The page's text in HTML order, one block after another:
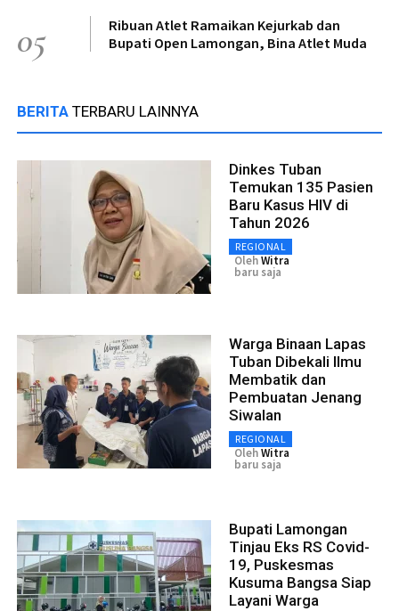
05
Ribuan Atlet Ramaikan Kejurkab dan
Bupati Open Lamongan, Bina Atlet Muda
BERITA TERBARU LAINNYA
Dinkes Tuban
Temukan 135 Pasien
Baru Kasus HIV di
Tahun 2026
REGIONAL
OlehWitra
baru saja
Warga Binaan Lapas
Tuban Dibekali Ilmu
Membatik dan
Pembuatan Jenang
Siwalan
REGIONAL
OlehWitra
baru saja
Bupati Lamongan
Tinjau Eks RS Covid-
19, Puskesmas
Kusuma Bangsa Siap
Layani Warga